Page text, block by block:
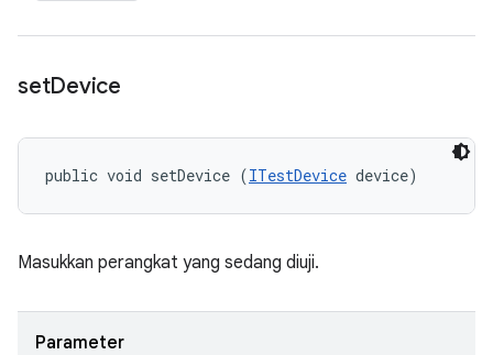
setDevice
public void setDevice (ITestDevice device)
Masukkan perangkat yang sedang diuji.
Parameter